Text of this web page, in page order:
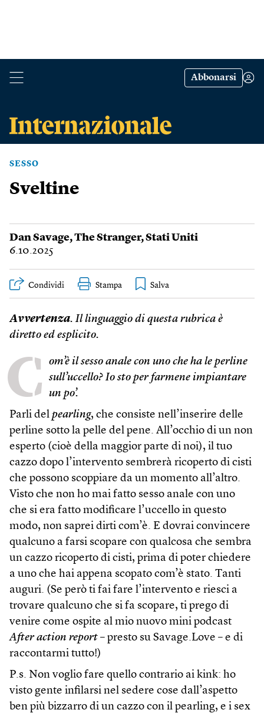
Abbonarsi
SESSO
Sveltine
Dan Savage,The Stranger,Stati Uniti
6.10.2025
Condividi Stampa
Avvertenza. Il linguaggio di questa rubrica è
diretto ed esplicito.
C
om’è il sesso anale con uno che ha le perline
sull’uccello? Io sto per farmene impiantare
un po’.
Parli del pearling, che consiste nell’inserire delle
perline sotto la pelle del pene. All’occhio di un non
esperto (cioè della maggior parte di noi), il tuo
cazzo dopo l’intervento sembrerà ricoperto di cisti
che possono scoppiare da un momento all’altro.
Visto che non ho mai fatto sesso anale con uno
che si era fatto modificare l’uccello in questo
modo, non saprei dirti com’è. E dovrai convincere
qualcuno a farsi scopare con qualcosa che sembra
un cazzo ricoperto di cisti, prima di poter chiedere
a uno che hai appena scopato com’è stato. Tanti
auguri. (Se però ti fai fare l’intervento e riesci a
trovare qualcuno che si fa scopare, ti prego di
venire come ospite al mio nuovo mini podcast
After action report – presto su Savage.Love – e di
raccontarmi tutto!)
P.s. Non voglio fare quello contrario ai kink: ho
visto gente infilarsi nel sedere cose dall’aspetto
ben più bizzarro di un cazzo con il pearling, e i sex